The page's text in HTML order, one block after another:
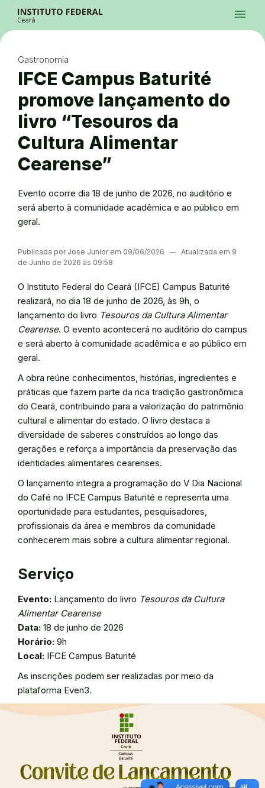
Ir para a busca
Ir para o menu principal
Ir para o conteúdo
Alto Contraste
Login da Área Administrativa
Acessibilidade
menu
InstagramTwitter/XFacebook
Gastronomia
IFCE Campus Baturité
promove lançamento do
livro “Tesouros da
Cultura Alimentar
Cearense”
Evento ocorre dia 18 de junho de 2026, no auditório e
será aberto à comunidade acadêmica e ao público em
geral.
Publicada por Jose Junior em 09/06/2026 ― Atualizada em 9
de Junho de 2026 às 09:58
O Instituto Federal do Ceará (IFCE) Campus Baturité
realizará, no dia 18 de junho de 2026, às 9h, o
lançamento do livro Tesouros da Cultura Alimentar
Cearense. O evento acontecerá no auditório do campus
e será aberto à comunidade acadêmica e ao público em
geral.
A obra reúne conhecimentos, histórias, ingredientes e
práticas que fazem parte da rica tradição gastronômica
do Ceará, contribuindo para a valorização do patrimônio
cultural e alimentar do estado. O livro destaca a
diversidade de saberes construídos ao longo das
gerações e reforça a importância da preservação das
identidades alimentares cearenses.
O lançamento integra a programação do V Dia Nacional
do Café no IFCE Campus Baturité e representa uma
oportunidade para estudantes, pesquisadores,
profissionais da área e membros da comunidade
conhecerem mais sobre a cultura alimentar regional.
Serviço
Evento: Lançamento do livro Tesouros da Cultura
Alimentar Cearense
Data: 18 de junho de 2026
Horário: 9h
Local: IFCE Campus Baturité
As inscrições podem ser realizadas por meio da
plataforma Even3.